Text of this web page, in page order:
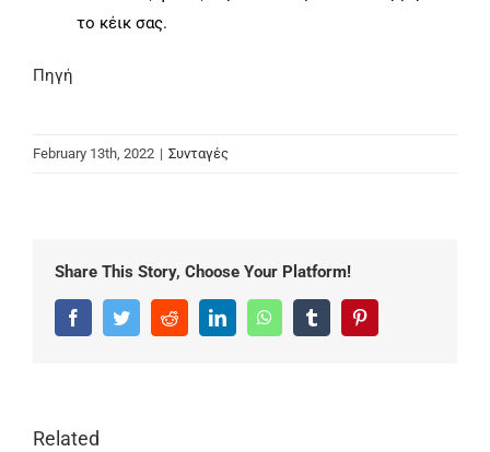
το κέικ σας.
Πηγή
February 13th, 2022 | Συνταγές
Share This Story, Choose Your Platform!
FacebookTwitterRedditLinkedInWhatsAppTumblr
Related